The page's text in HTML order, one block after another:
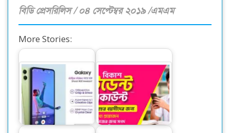
বিডি প্রেসরিলিস / ০৪ সেপ্টেম্বর ২০১৯ /এমএম
More Stories:
‘অসাম’ সিরিজের নতুন
স্মার্টফোন নিয়ে এলো
স্যামসাং
বিকাশের স্টুডেন্ট
অ্যাকাউন্ট ক্যাশলেস
লেনদেনে…